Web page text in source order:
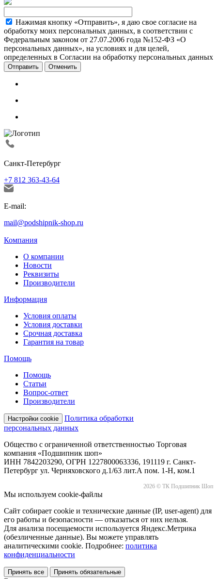
Нажимая кнопку «Отправить», я даю свое согласие на
обработку моих персональных данных, в соответствии с
Федеральным законом от 27.07.2006 года №152-ФЗ «О
персональных данных», на условиях и для целей,
определенных в Согласии на обработку персональных данных
Отменить
Санкт-Петербург
+7 812 363-43-64
E-mail:
mail@podshipnik-shop.ru
Компания
О компании
Новости
Реквизиты
Производители
Информация
Условия оплаты
Условия доставки
Срочная доставка
Гарантия на товар
Помощь
Помощь
Статьи
Вопрос-ответ
Производители
Настройки cookie
Политика обработки
персональных данных
Общество с ограниченной ответственностью Торговая
компания «Подшипник шоп»
ИНН 7842203290, ОГРН 1227800063336, 191119 г. Санкт-
Петербург ул. Черняховского д.1/63 лит.А пом. 1-Н, ком.1
2026 © ТК Подшипник Шоп
Мы используем cookie-файлы
Сайт собирает cookie и технические данные (IP, user-agent) для
его работы и безопасности — отказаться от них нельзя.
Для анализа посещаемости используется Яндекс.Метрика
(обезличенные данные). Вы можете управлять
аналитическими cookie. Подробнее: политика
конфиденциальности
Принять все Принять обязательные